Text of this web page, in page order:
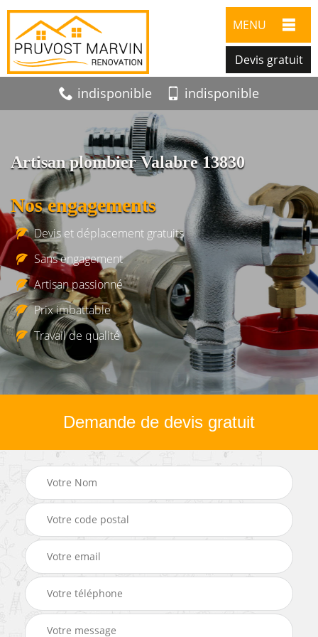
MENU
Devis gratuit
indisponible indisponible
Artisan plombier Valabre 13830
Nos engagements
Devis et déplacement gratuits
Sans engagement
Artisan passionné
Prix imbattable
Travail de qualité
Demande de devis gratuit